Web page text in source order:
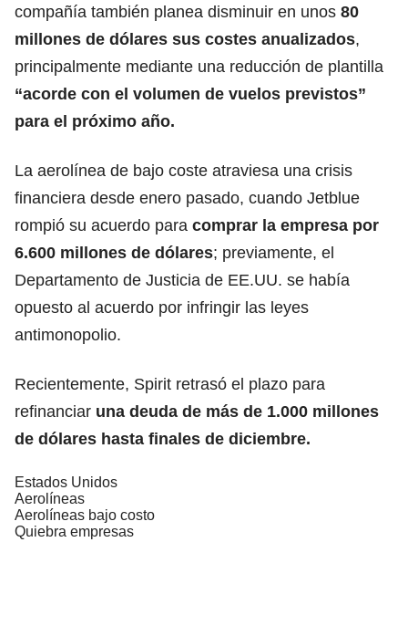
compañía también planea disminuir en unos 80
millones de dólares sus costes anualizados,
principalmente mediante una reducción de plantilla
“acorde con el volumen de vuelos previstos”
para el próximo año.
La aerolínea de bajo coste atraviesa una crisis
financiera desde enero pasado, cuando Jetblue
rompió su acuerdo para comprar la empresa por
6.600 millones de dólares; previamente, el
Departamento de Justicia de EE.UU. se había
opuesto al acuerdo por infringir las leyes
antimonopolio.
Recientemente, Spirit retrasó el plazo para
refinanciar una deuda de más de 1.000 millones
de dólares hasta finales de diciembre.
Estados Unidos
Aerolíneas
Aerolíneas bajo costo
Quiebra empresas